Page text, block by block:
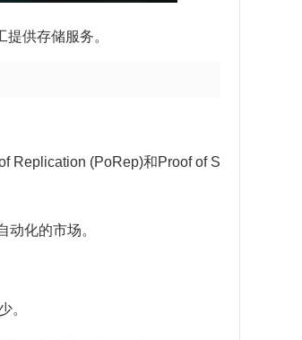
供存储服务。
Replication (PoRep)和Proof of S
化的市场。
。